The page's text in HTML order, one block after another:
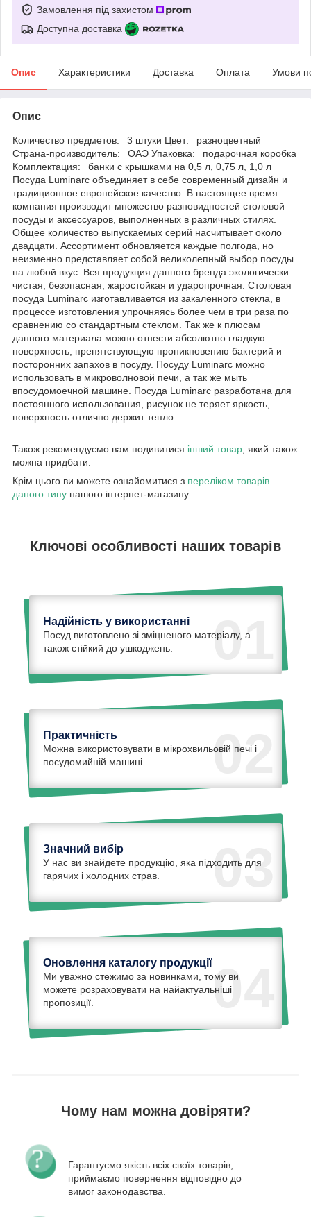
Замовлення під захистом
Доступна доставка
Опис Характеристики Доставка Оплата Умови
Опис
Количество предметов: 3 штуки Цвет: разноцветный
Страна-производитель: ОАЭ Упаковка: подарочная коробка
Комплектация: банки с крышками на 0,5 л, 0,75 л, 1,0 л
Посуда Luminarc объединяет в себе современный дизайн и
традиционное европейское качество. В настоящее время
компания производит множество разновидностей столовой
посуды и аксессуаров, выполненных в различных стилях.
Общее количество выпускаемых серий насчитывает около
двадцати. Ассортимент обновляется каждые полгода, но
неизменно представляет собой великолепный выбор посуды
на любой вкус. Вся продукция данного бренда экологически
чистая, безопасная, жаростойкая и ударопрочная. Столовая
посуда Luminarc изготавливается из закаленного стекла, в
процессе изготовления упрочняясь более чем в три раза по
сравнению со стандартным стеклом. Так же к плюсам
данного материала можно отнести абсолютно гладкую
поверхность, препятствующую проникновению бактерий и
посторонних запахов в посуду. Посуду Luminarc можно
использовать в микроволновой печи, а так же мыть
впосудомоечной машине. Посуда Luminarc разработана для
постоянного использования, рисунок не теряет яркость,
поверхность отлично держит тепло.
Також рекомендуємо вам подивитися інший товар , який також
можна придбати.
Крім цього ви можете ознайомитися з переліком товарів
даного типу нашого інтернет-магазину.
Ключові особливості наших товарів
01
Надійність у використанні
Посуд виготовлено зі зміцненого матеріалу, а
також стійкий до ушкоджень.
02
Практичність
Можна використовувати в мікрохвильовій печі і
посудомийній машині.
03
Значний вибір
У нас ви знайдете продукцію, яка підходить для
гарячих і холодних страв.
04
Оновлення каталогу продукції
Ми уважно стежимо за новинками, тому ви
можете розраховувати на найактуальніші
пропозиції.
Чому нам можна довіряти?
Гарантуємо якість всіх своїх товарів,
приймаємо повернення відповідно до
вимог законодавства.